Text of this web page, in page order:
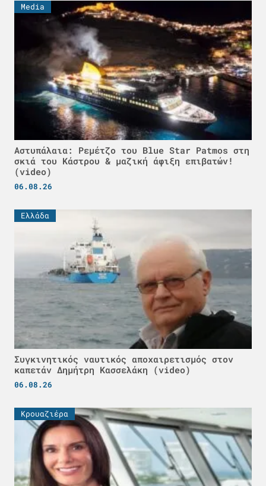
Media
Αστυπάλαια: Ρεμέτζο του Blue Star Patmos στη
σκιά του Κάστρου & μαζική άφιξη επιβατών!
(video)
06.08.26
Ελλάδα
Συγκινητικός ναυτικός αποχαιρετισμός στον
καπετάν Δημήτρη Κασσελάκη (video)
06.08.26
Κρουαζιέρα